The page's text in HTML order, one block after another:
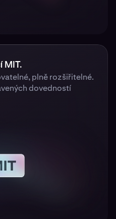
MIT.
plně rozšiřitelné.
dovedností